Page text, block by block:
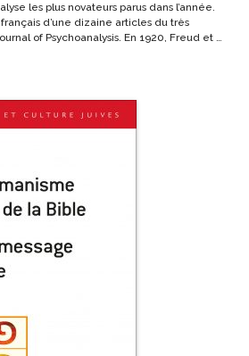
les plus novateurs parus dans l’année.
d’une dizaine articles du très
of Psychoanalysis. En 1920, Freud et …